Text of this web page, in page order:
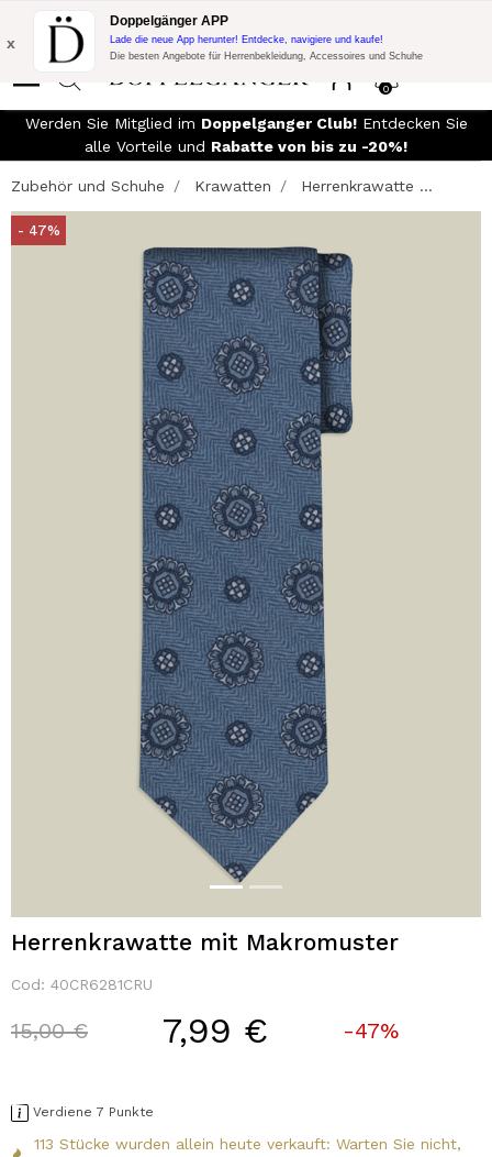
Blitzangebot:
10% Extra-Rabatt auf 300€ Einkauf mit Code:
DOPPEL300
0
x
Doppelgänger APP
Lade die neue App herunter! Entdecke, navigiere und kaufe!
Die besten Angebote für Herrenbekleidung, Accessoires und Schuhe
Werden Sie Mitglied im Doppelganger Club!Entdecken Sie
alle Vorteile und Rabatte von bis zu -20%!
Zubehör und Schuhe Krawatten Herrenkrawatte ...
- 47%
Herrenkrawatte mit Makromuster
Cod: 40CR6281CRU
Price reduced from
15,00 €to 7,99 € -47%
Verdiene 7 Punkte
113 Stücke wurden allein heute verkauft: Warten Sie nicht,